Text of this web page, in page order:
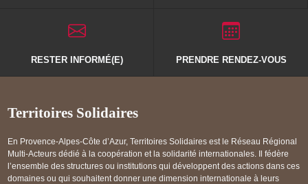
RESTER INFORMÉ(E) PRENDRE RENDEZ-VOUS
Territoires Solidaires
En Provence-Alpes-Côte d’Azur, Territoires Solidaires est le Réseau Régional
Multi-Acteurs dédié à la coopération et la solidarité internationales. Il fédère
l’ensemble des structures ou institutions qui développent des actions dans ces
domaines ou qui souhaitent donner une dimension internationale à leurs